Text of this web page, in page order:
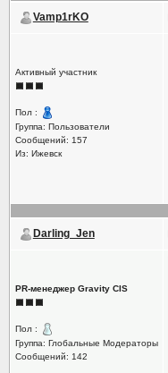
Vamp1rKO
Активный участник
Пол :
Группа: Пользователи
Сообщений: 157
Из: Ижевск
Darling_Jen
PR-менеджер Gravity CIS
Пол :
Группа: Глобальные Модераторы
Сообщений: 142